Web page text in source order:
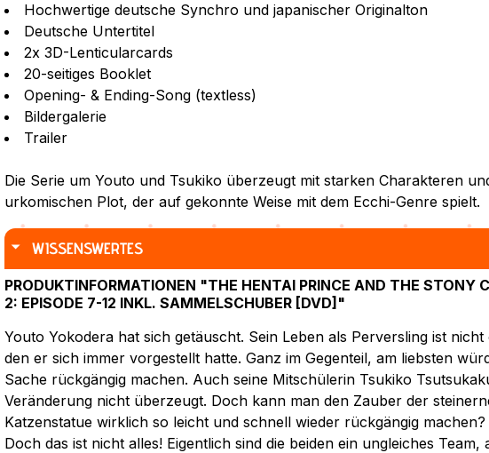
Hochwertige deutsche Synchro und japanischer Originalton
Deutsche Untertitel
2x 3D-Lenticularcards
20-seitiges Booklet
Opening- & Ending-Song (textless)
Bildergalerie
Trailer
Die Serie um Youto und Tsukiko überzeugt mit starken Charakteren
urkomischen Plot, der auf gekonnte Weise mit dem Ecchi-Genre spielt.
WISSENSWERTES
PRODUKTINFORMATIONEN "THE HENTAI PRINCE AND THE STONY
2: EPISODE 7-12 INKL. SAMMELSCHUBER [DVD]"
Youto Yokodera hat sich getäuscht. Sein Leben als Perversling ist nicht
den er sich immer vorgestellt hatte. Ganz im Gegenteil, am liebsten
Sache rückgängig machen. Auch seine Mitschülerin Tsukiko
Veränderung nicht überzeugt. Doch kann man den Zauber der
Katzenstatue wirklich so leicht und schnell wieder rückgängig machen?
Doch das ist nicht alles! Eigentlich sind die beiden ein ungleiches Team,